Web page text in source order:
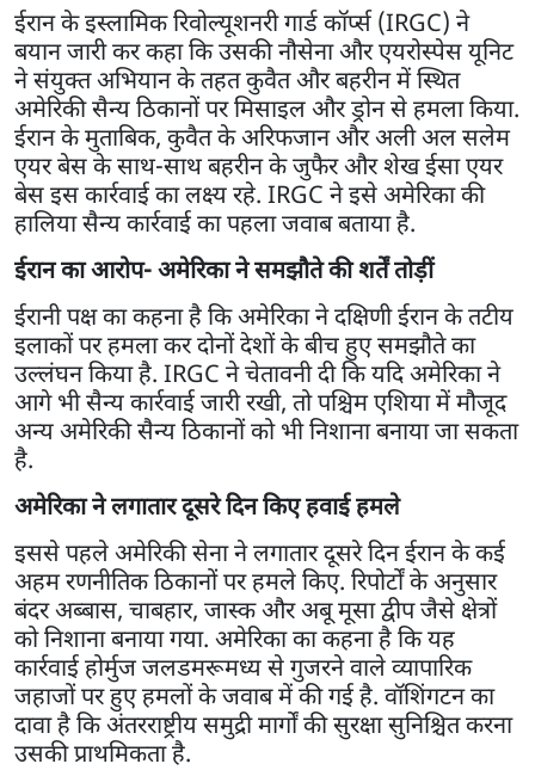
ईरान के इस्लामिक रिवोल्यूशनरी गार्ड कॉर्प्स (IRGC) ने
बयान जारी कर कहा कि उसकी नौसेना और एयरोस्पेस यूनिट
ने संयुक्त अभियान के तहत कुवैत और बहरीन में स्थित
अमेरिकी सैन्य ठिकानों पर मिसाइल और ड्रोन से हमला किया.
ईरान के मुताबिक, कुवैत के अरिफजान और अली अल सलेम
एयर बेस के साथ-साथ बहरीन के जुफैर और शेख ईसा एयर
बेस इस कार्रवाई का लक्ष्य रहे. IRGC ने इसे अमेरिका की
हालिया सैन्य कार्रवाई का पहला जवाब बताया है.
ईरान का आरोप- अमेरिका ने समझौते की शर्तें तोड़ीं
ईरानी पक्ष का कहना है कि अमेरिका ने दक्षिणी ईरान के तटीय
इलाकों पर हमला कर दोनों देशों के बीच हुए समझौते का
उल्लंघन किया है. IRGC ने चेतावनी दी कि यदि अमेरिका ने
आगे भी सैन्य कार्रवाई जारी रखी, तो पश्चिम एशिया में मौजूद
अन्य अमेरिकी सैन्य ठिकानों को भी निशाना बनाया जा सकता
है.
अमेरिका ने लगातार दूसरे दिन किए हवाई हमले
इससे पहले अमेरिकी सेना ने लगातार दूसरे दिन ईरान के कई
अहम रणनीतिक ठिकानों पर हमले किए. रिपोर्टों के अनुसार
बंदर अब्बास, चाबहार, जास्क और अबू मूसा द्वीप जैसे क्षेत्रों
को निशाना बनाया गया. अमेरिका का कहना है कि यह
कार्रवाई होर्मुज जलडमरूमध्य से गुजरने वाले व्यापारिक
जहाजों पर हुए हमलों के जवाब में की गई है. वॉशिंगटन का
दावा है कि अंतरराष्ट्रीय समुद्री मार्गों की सुरक्षा सुनिश्चित करना
उसकी प्राथमिकता है.